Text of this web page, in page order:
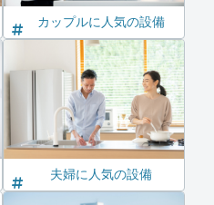
カップルに人気の設備
夫婦に人気の設備